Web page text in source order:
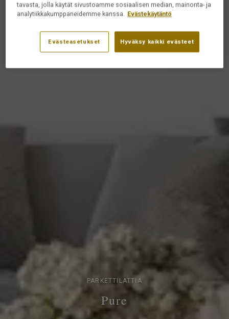
PARKETTILATTIA
Pure
tavasta, jolla käytät sivustoamme sosiaalisen median, mainonta- ja
analytiikkakumppaneidemme kanssa. Evästekäytäntö
Evästeasetukset Hyväksy kaikki evästeet